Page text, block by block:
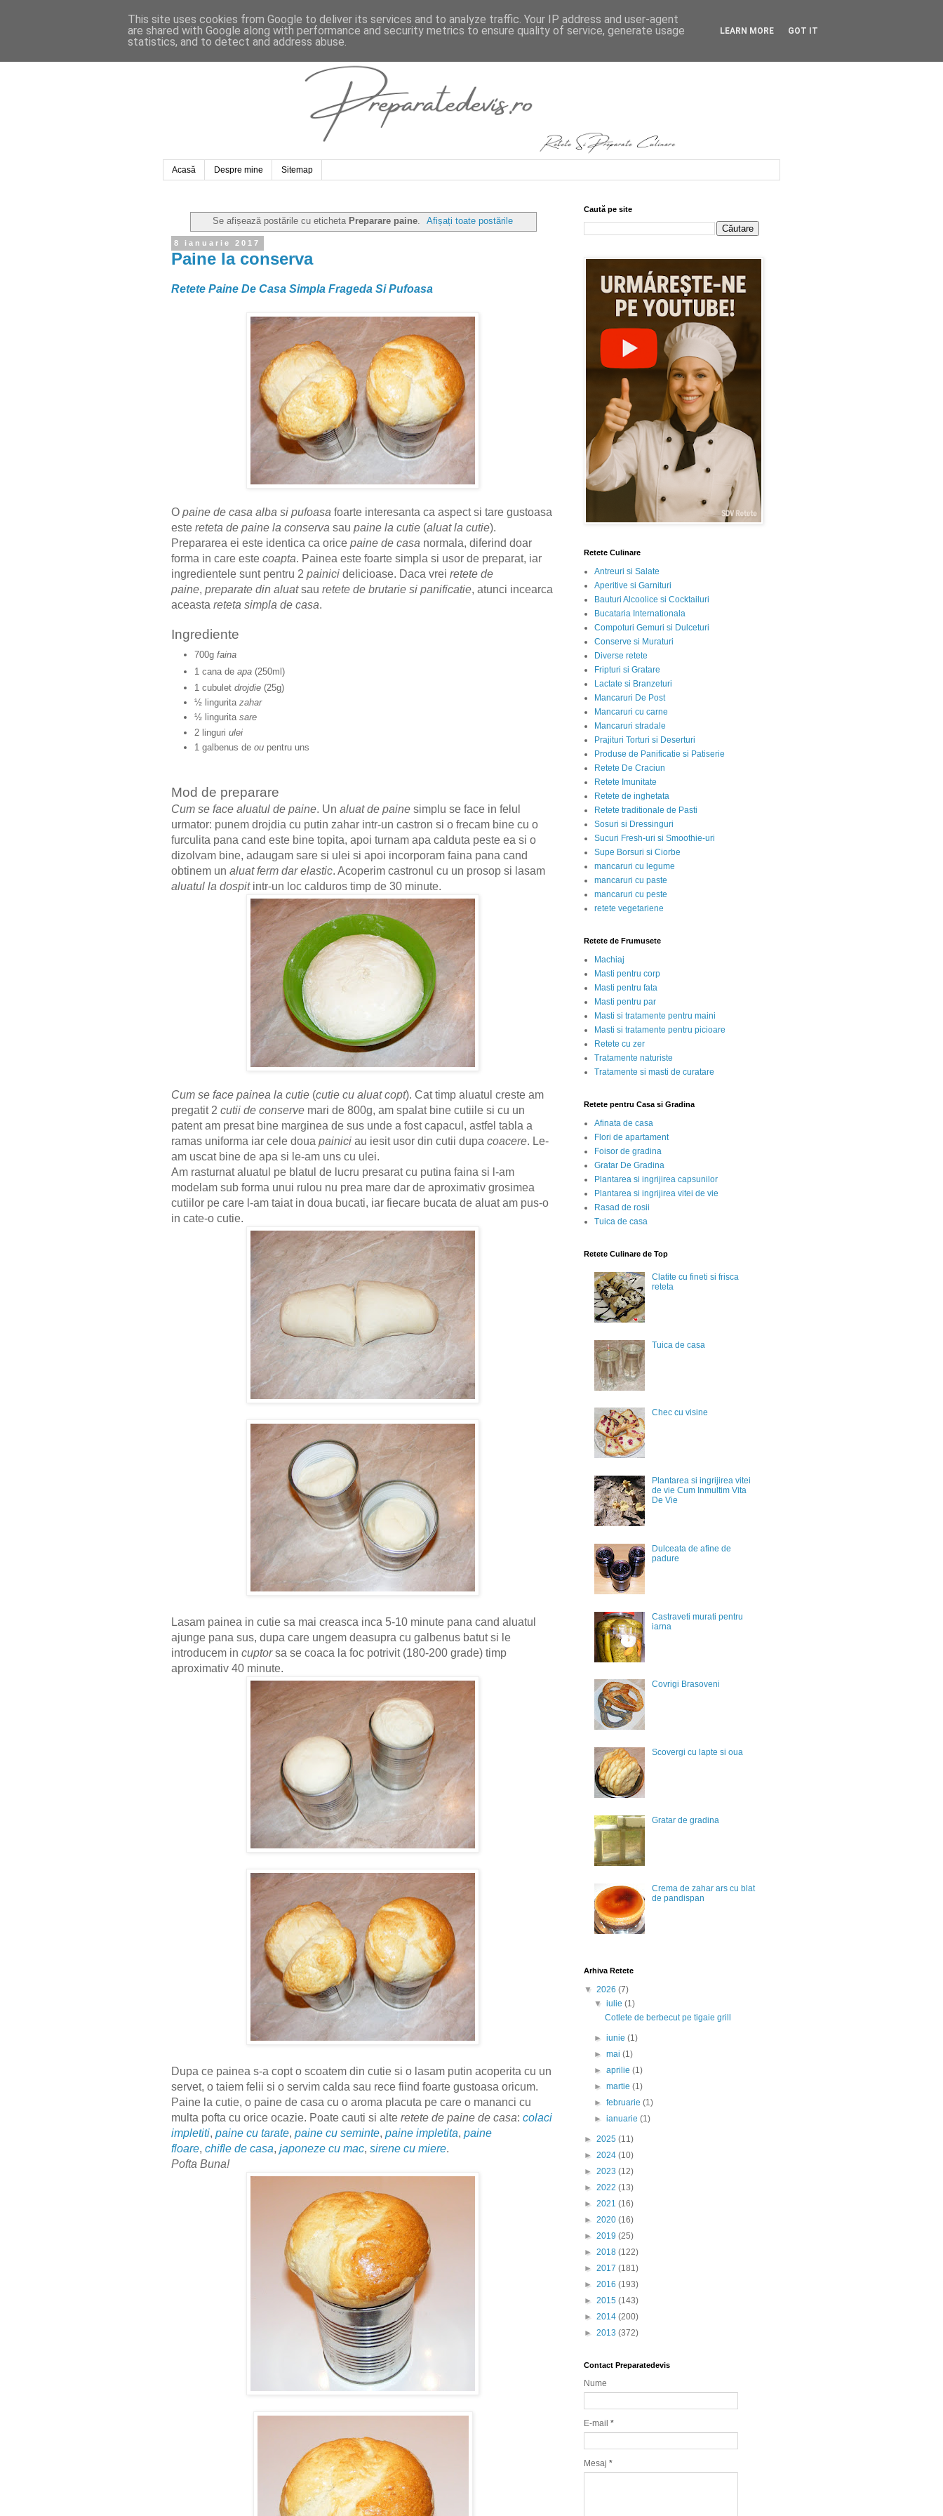
Acasă Despre mine Sitemap
Se afișează postările cu eticheta Preparare paine. Afișați toate postările
8 ianuarie 2017
Paine la conserva
Retete Paine De Casa Simpla Frageda Si Pufoasa
O paine de casa alba si pufoasa foarte interesanta ca aspect si tare gustoasa
este reteta de paine la conserva sau paine la cutie (aluat la cutie).
Prepararea ei este identica ca orice paine de casa normala, diferind doar
forma in care este coapta. Painea este foarte simpla si usor de preparat, iar
ingredientele sunt pentru 2 painici delicioase. Daca vrei retete de
paine, preparate din aluatsau retete de brutarie si panificatie, atunci incearca
aceasta reteta simpla de casa.
Ingrediente
700g faina
1 cana de apa (250ml)
1 cubulet drojdie (25g)
½ lingurita zahar
½ lingurita sare
2 linguri ulei
1 galbenus de ou pentru uns
Mod de preparare
Cum se face aluatul de paine. Un aluat de paine simplu se face in felul
urmator: punem drojdia cu putin zahar intr-un castron si o frecam bine cu o
furculita pana cand este bine topita, apoi turnam apa calduta peste ea si o
dizolvam bine, adaugam sare si ulei si apoi incorporam faina pana cand
obtinem un aluat ferm dar elastic. Acoperim castronul cu un prosop si lasam
aluatul la dospitintr-un loc calduros timp de 30 minute.
Cum se face painea la cutie (cutie cu aluat copt). Cat timp aluatul creste am
pregatit 2 cutii de conserve mari de 800g, am spalat bine cutiile si cu un
patent am presat bine marginea de sus unde a fost capacul, astfel tabla a
ramas uniforma iar cele doua painici au iesit usor din cutii dupa coacere. Le-
am uscat bine de apa si le-am uns cu ulei.
Am rasturnat aluatul pe blatul de lucru presarat cu putina faina si l-am
modelam sub forma unui rulou nu prea mare dar de aproximativ grosimea
cutiilor pe care l-am taiat in doua bucati, iar fiecare bucata de aluat am pus-o
in cate-o cutie.
Lasam painea in cutie sa mai creasca inca 5-10 minute pana cand aluatul
ajunge pana sus, dupa care ungem deasupra cu galbenus batut si le
introducem in cuptorsa se coaca la foc potrivit (180-200 grade) timp
aproximativ 40 minute.
Dupa ce painea s-a copt o scoatem din cutie si o lasam putin acoperita cu un
servet, o taiem felii si o servim calda sau rece fiind foarte gustoasa oricum.
Paine la cutie, o paine de casa cu o aroma placuta pe care o mananci cu
multa pofta cu orice ocazie. Poate cauti si alte retete de paine de casa: colaci
impletiti, paine cu tarate, paine cu seminte, paine impletita, paine
floare, chifle de casa, japoneze cu mac, sirene cu miere.
Pofta Buna!
Caută pe site
Retete Culinare
Antreuri si Salate
Aperitive si Garnituri
Bauturi Alcoolice si Cocktailuri
Bucataria Internationala
Compoturi Gemuri si Dulceturi
Conserve si Muraturi
Diverse retete
Fripturi si Gratare
Lactate si Branzeturi
Mancaruri De Post
Mancaruri cu carne
Mancaruri stradale
Prajituri Torturi si Deserturi
Produse de Panificatie si Patiserie
Retete De Craciun
Retete Imunitate
Retete de inghetata
Retete traditionale de Pasti
Sosuri si Dressinguri
Sucuri Fresh-uri si Smoothie-uri
Supe Borsuri si Ciorbe
mancaruri cu legume
mancaruri cu paste
mancaruri cu peste
retete vegetariene
Retete de Frumusete
Machiaj
Masti pentru corp
Masti pentru fata
Masti pentru par
Masti si tratamente pentru maini
Masti si tratamente pentru picioare
Retete cu zer
Tratamente naturiste
Tratamente si masti de curatare
Retete pentru Casa si Gradina
Afinata de casa
Flori de apartament
Foisor de gradina
Gratar De Gradina
Plantarea si ingrijirea capsunilor
Plantarea si ingrijirea vitei de vie
Rasad de rosii
Tuica de casa
Retete Culinare de Top
Clatite cu fineti si frisca
reteta
Tuica de casa
Chec cu visine
Plantarea si ingrijirea vitei
de vie Cum Inmultim Vita
De Vie
Dulceata de afine de
padure
Castraveti murati pentru
iarna
Covrigi Brasoveni
Scovergi cu lapte si oua
Gratar de gradina
Crema de zahar ars cu blat
de pandispan
Arhiva Retete
▼ 2026 (7)
▼iulie(1)
Cotlete de berbecut pe tigaie grill
►iunie(1)
►mai(1)
►aprilie(1)
►martie(1)
►februarie(1)
►ianuarie(1)
► 2025 (11)
► 2024 (10)
► 2023 (12)
► 2022 (13)
► 2021 (16)
► 2020 (16)
► 2019 (25)
► 2018 (122)
► 2017 (181)
► 2016 (193)
► 2015 (143)
► 2014 (200)
► 2013 (372)
Contact Preparatedevis
Nume
E-mail *
Mesaj *
This site uses cookies from Google to deliver its services and to analyze traffic. Your IP address and user-agent
are shared with Google along with performance and security metrics to ensure quality of service, generate usage
statistics, and to detect and address abuse.
LEARN MORE GOT IT